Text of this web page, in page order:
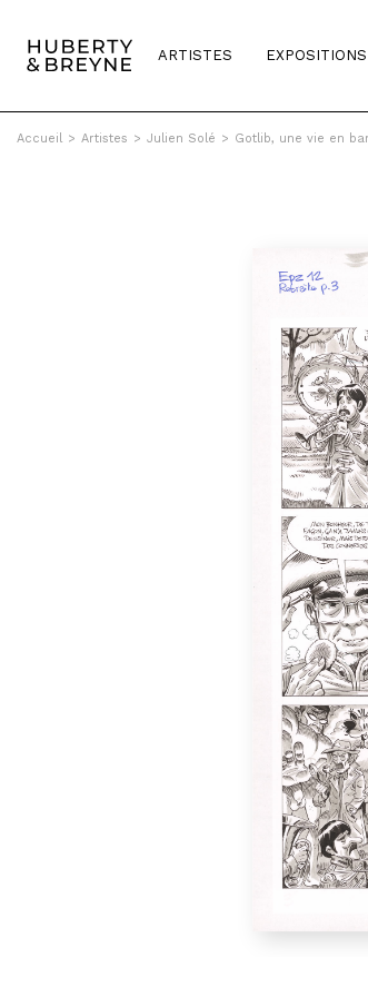
ARTISTES EXPOSITIONS
Accueil > Artistes > Julien Solé > Gotlib, une vie en